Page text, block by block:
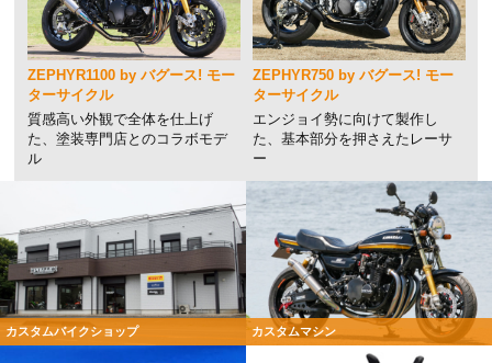
ZEPHYR1100 by バグース! モー
ターサイクル
質感高い外観で全体を仕上げ
た、塗装専門店とのコラボモデ
ル
ZEPHYR750 by バグース! モー
ターサイクル
エンジョイ勢に向けて製作し
た、基本部分を押さえたレーサ
ー
カスタムバイクショップ カスタムマシン